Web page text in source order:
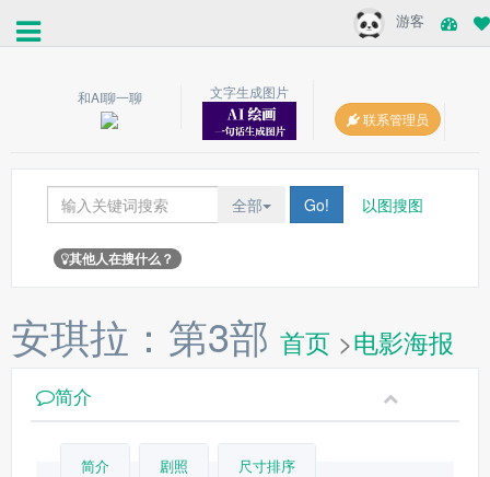
游客
和AI聊一聊
文字生成图片
联系管理员
全部 Go! 以图搜图
其他人在搜什么？
安琪拉：第3部 首页 >电影海报
简介
简介 剧照 尺寸排序